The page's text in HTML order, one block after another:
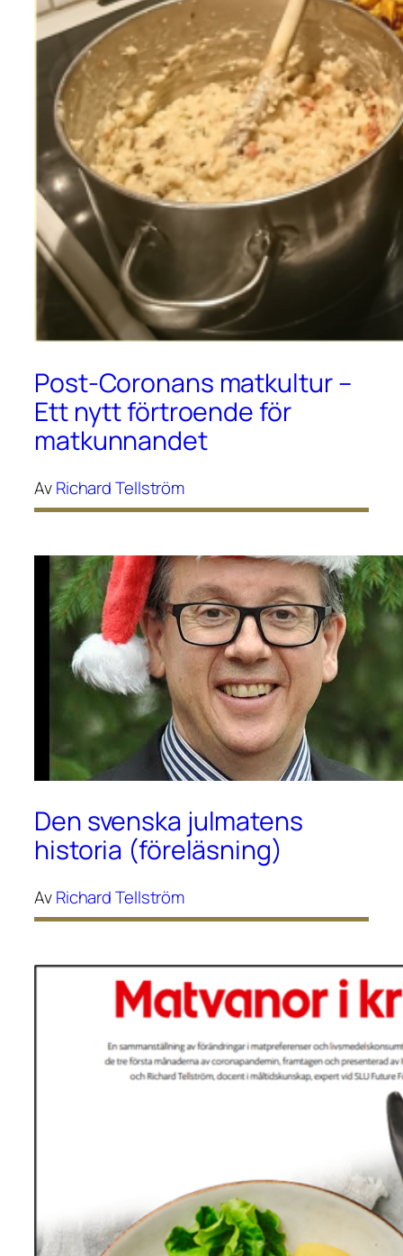
Post-Coronans matkultur –
Ett nytt förtroende för
matkunnandet
AvRichard Tellström
Den svenska julmatens
historia (föreläsning)
AvRichard Tellström